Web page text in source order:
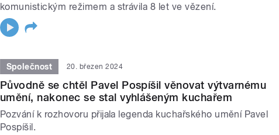
komunistickým režimem a strávila 8 let ve vězení.
Společnost 20. březen 2024
Původně se chtěl Pavel Pospíšil věnovat výtvarnému
umění, nakonec se stal vyhlášeným kuchařem
Pozvání k rozhovoru přijala legenda kuchařského umění Pavel
Pospíšil.